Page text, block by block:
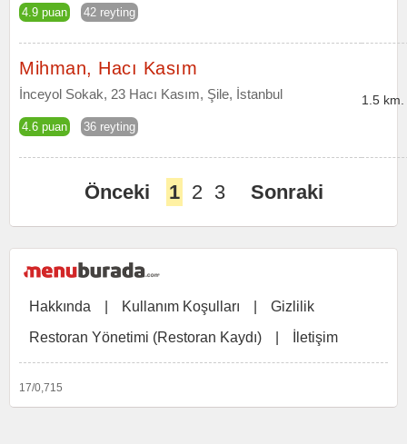
4.9 puan 42 reyting
Mihman, Hacı Kasım
İnceyol Sokak, 23 Hacı Kasım, Şile, İstanbul
4.6 puan 36 reyting
1.5 km.
Önceki 1 2 3 Sonraki
Hakkında Kullanım Koşulları
Gizlilik
Restoran Yönetimi (Restoran Kaydı)
İletişim
17/0,715